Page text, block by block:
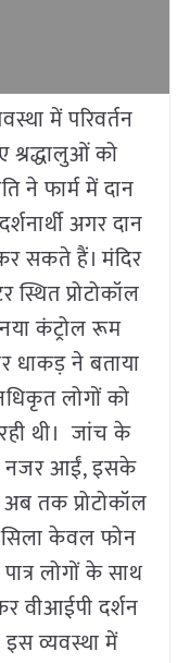
में परिवर्तन
श्रद्धालुओं को
ने फार्म में दान
अगर दान
सकते हैं। मंदिर
प्रोटोकॉल
कंट्रोल रूम
धाकड़ ने बताया
लोगों को
थी। जांच के
नजर आईं, इसके
तक प्रोटोकॉल
केवल फोन
लोगों के साथ
वीआईपी दर्शन
व्यवस्था में